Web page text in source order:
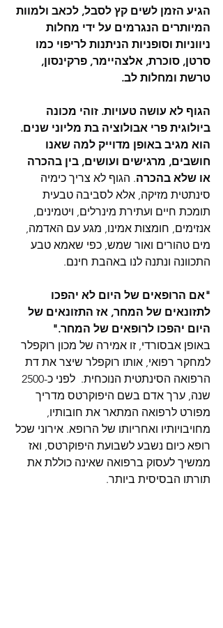
הגיע הזמן לשים קץ לסבל, לכאב ולמוות
המיותרים הנגרמים על ידי מחלות
ניווניות וסופניות הניתנות לריפוי כמו
סרטן, סוכרת, אלצהיימר, פרקינסון,
טרשת ומחלות לב.
הגוף לא עושה טעויות. זוהי מכונה
ביולוגית פרי אבולוציה בת מליוני שנים.
הוא מגיב באופן מדוייק למה שאנו
חושבים, מרגישים ועושים, בין בהכרה
או שלא בהכרה. הגוף לא צריך כימיה
סינתטית מזיקה, אלא לסביבה טבעית
תומכת חיים ועתירת מינרלים, ויטמינים,
אנזימים, חומצות אמינו, מגע עם האדמה,
מים טהורים ואור שמש, כפי שאמא טבע
התכוונה ונתנה לנו באהבת חינם.
"אם הרופאים של היום לא יהפכו
לתזונאים של המחר, אז התזונאים של
היום יהפכו לרופאים של המחר."
באופן אבסורדי, זו אמירה של מכון רוקפלר
למחקר רפואי, אותו רוקפלר שיצר את דת
שנה, ערך אדם בשם היפוקרטס מדריך
מפורט לרפואה המתאר את חובותיו,
מחויבויותיו ואחריותו של הרופא. אירוני שכל
רופא כיום נשבע לשבועת היפוקרטס, ואז
ממשיך לעסוק ברפואה שאינה כוללת את
תורתו הבסיסית ביותר.